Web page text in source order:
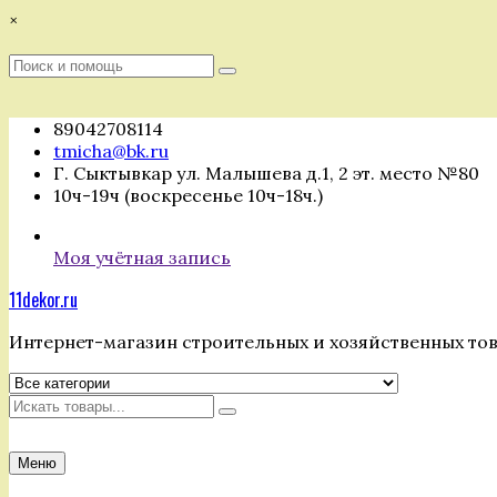
Перейти
содержимому
×
Поиск
Поиск
89042708114
tmicha@bk.ru
Г. Сыктывкар ул. Малышева д.1, 2 эт. место №80
10ч-19ч (воскресенье 10ч-18ч.)
Моя учётная запись
11dekor.ru
Интернет-магазин строительных и хозяйственных
Искать
Меню